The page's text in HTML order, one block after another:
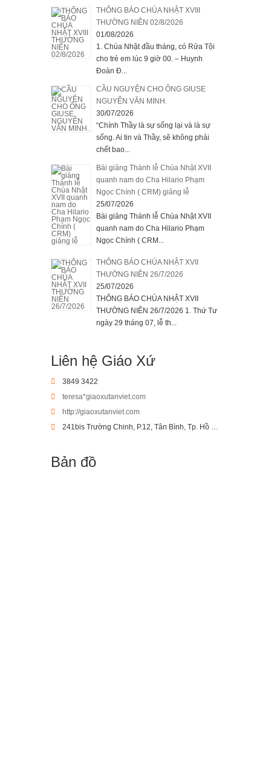
THÔNG BÁO CHÚA NHẬT XVIII
THƯỜNG NIÊN 02/8/2026
01/08/2026
1. Chúa Nhật đầu tháng, có Rửa Tội
cho trẻ em lúc 9 giờ 00. – Huynh
Đoàn Đ...
CẦU NGUYỆN CHO ÔNG GIUSE
NGUYỄN VĂN MINH.
30/07/2026
“Chính Thầy là sự sống lại và là sự
sống. Ai tin và Thầy, sẽ không phải
chết bao...
Bài giảng Thánh lễ Chúa Nhật XVII
quanh nam do Cha Hilario Phạm
Ngọc Chính ( CRM) giảng lễ
25/07/2026
Bài giảng Thánh lễ Chúa Nhật XVII
quanh nam do Cha Hilario Phạm
Ngọc Chính ( CRM...
THÔNG BÁO CHÚA NHẬT XVII
THƯỜNG NIÊN 26/7/2026
25/07/2026
THÔNG BÁO CHÚA NHẬT XVII
THƯỜNG NIÊN 26/7/2026 1. Thứ Tư
ngày 29 tháng 07, lễ th...
Liên hệ Giáo Xứ
3849 3422
teresa*giaoxutanviet.com
http://giaoxutanviet.com
241bis Trường Chinh, P.12, Tân Bình, Tp. Hồ Chí Minh
Bản đồ